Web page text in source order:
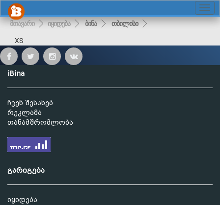
მთავარი იყიდება ბინა თბილისი
XS
iBina
ჩვენ შესახებ
რეკლამა
თანამშრომლობა
გარიგება
იყიდება